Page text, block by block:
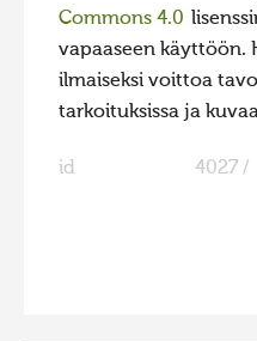
Commons 4.0
vapaaseen käyttöön.
ilmaiseksi voittoa
tarkoituksissa ja
id 4027 /